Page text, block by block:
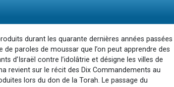
durant les quarante dernières années passées
paroles de moussar que l’on peut apprendre des
d’Israël contre l’idolâtrie et désigne les villes de
revient sur le récit des Dix Commandements au
lors du don de la Torah. Le passage du